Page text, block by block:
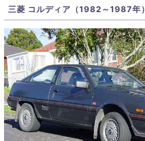
三菱 コルディア（1982～1987年）